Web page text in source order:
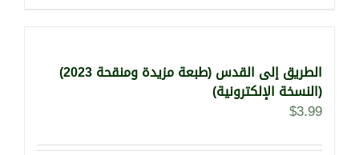
الطريق إلى القدس (طبعة مزيدة ومنقحة 2023)
(النسخة الإلكترونية)
$3.99